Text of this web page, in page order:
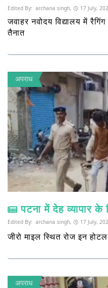
Edited By: archana singh, 17 July,
जवाहर नवोदय विद्यालय में
तैनात
अपराध
पटना में देह व्यापार
Edited By: archana singh, 17 July,
जीरो माइल स्थित रोज इन
अपराध